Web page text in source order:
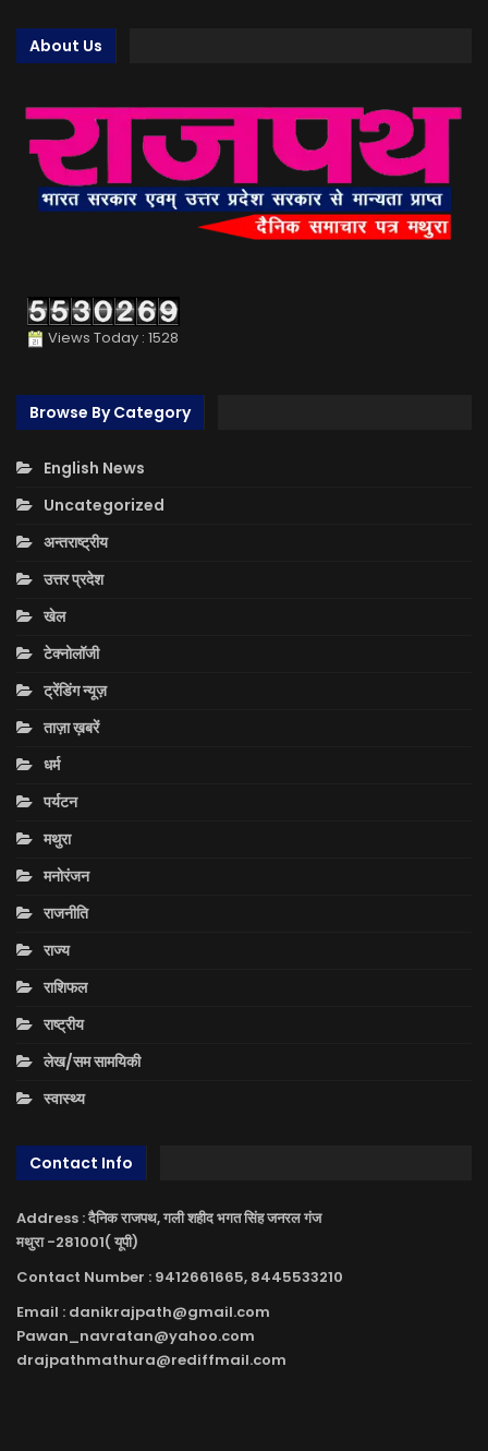
About Us
Views Today : 1528
Browse By Category
English News
Uncategorized
अन्तराष्ट्रीय
उत्तर प्रदेश
खेल
टेक्नोलॉजी
ट्रेंडिंग न्यूज़
ताज़ा ख़बरें
धर्म
पर्यटन
मथुरा
मनोरंजन
राजनीति
राज्य
राशिफल
राष्ट्रीय
लेख/सम सामयिकी
स्वास्थ्य
Contact Info
Address : दैनिक राजपथ, गली शहीद भगत सिंह जनरल गंज
मथुरा -281001( यूपी)
Contact Number : 9412661665, 8445533210
Email : danikrajpath@gmail.com
Pawan_navratan@yahoo.com
drajpathmathura@rediffmail.com